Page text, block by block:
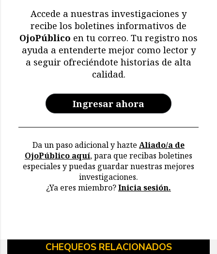
Accede a nuestras investigaciones y
recibe los boletines informativos de
OjoPúblico en tu correo. Tu registro nos
ayuda a entenderte mejor como lector y
a seguir ofreciéndote historias de alta
calidad.
Ingresar ahora
Da un paso adicional y hazte Aliado/a de
OjoPúblico aquí, para que recibas boletines
especiales y puedas guardar nuestras mejores
investigaciones.
¿Ya eres miembro?Inicia sesión.
CHEQUEOS RELACIONADOS